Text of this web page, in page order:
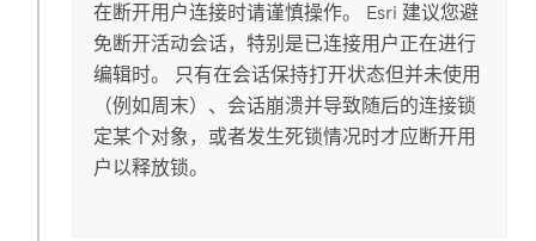
在断开用户连接时请谨慎操作。 Esri 建议您避
免断开活动会话，特别是已连接用户正在进行
编辑时。 只有在会话保持打开状态但并未使用
（例如周末）、会话崩溃并导致随后的连接锁
定某个对象，或者发生死锁情况时才应断开用
户以释放锁。